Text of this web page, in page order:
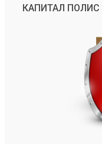
КАПИТАЛ ПОЛИС